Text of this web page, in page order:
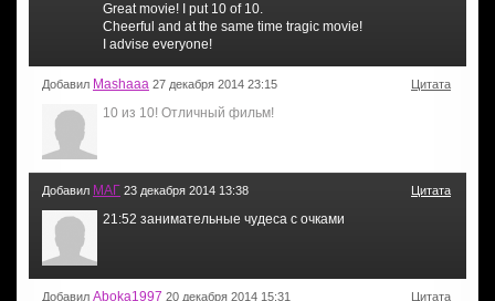
Great movie! I put 10 of 10.
Cheerful and at the same time tragic movie!
I advise everyone!
Добавил Mashaaa 27 декабря 2014 23:15 Цитата
10 из 10! Отличный фильм!
Добавил МАГ 23 декабря 2014 13:38 Цитата
21:52 занимательные чудеса с очками
Добавил Aboka1997 20 декабря 2014 15:31 Цитата